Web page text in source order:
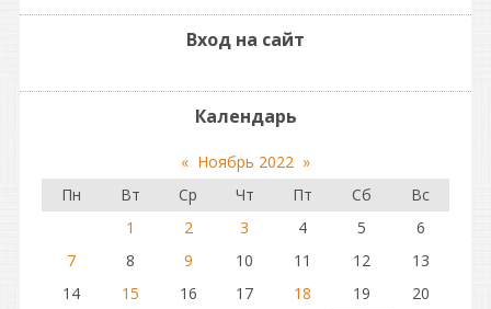
Вход на сайт
Календарь
« Ноябрь 2022 »
Пн
Вт Ср Чт Пт Сб
Вс
1
2 3 4 5
6
7
8 9 10 11 12
13
14
15 16 17 18 19
20